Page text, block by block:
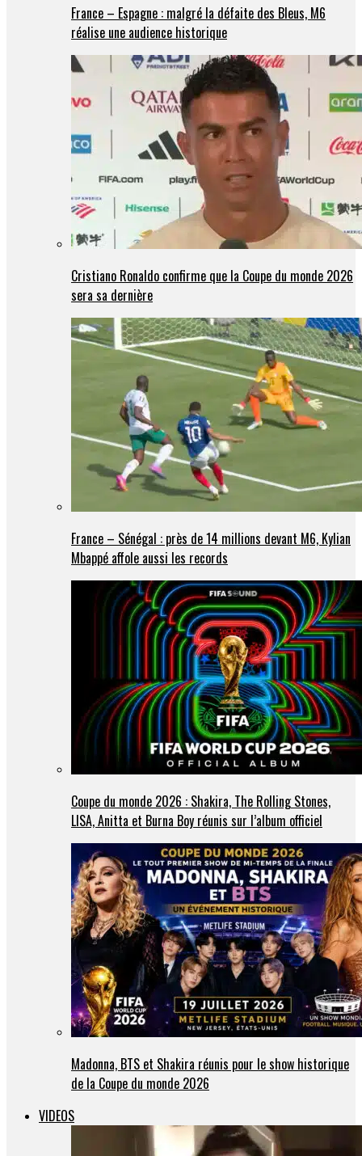
France – Espagne : malgré la défaite des Bleus, M6
réalise une audience historique
Cristiano Ronaldo confirme que la Coupe du monde 2026
sera sa dernière
France – Sénégal : près de 14 millions devant M6, Kylian
Mbappé affole aussi les records
Coupe du monde 2026 : Shakira, The Rolling Stones,
LISA, Anitta et Burna Boy réunis sur l’album officiel
Madonna, BTS et Shakira réunis pour le show historique
de la Coupe du monde 2026
VIDEOS